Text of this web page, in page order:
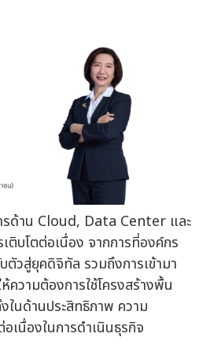
รด้าน Cloud, Data Center และ
ติบโตต่อเนื่อง จากการที่องค์กร
ตัวสู่ยุคดิจิทัล รวมถึงการเข้ามา
ความต้องการใช้โครงสร้างพื้น
นด้านประสิทธิภาพ ความ
เนื่องในการดำเนินธุรกิจ